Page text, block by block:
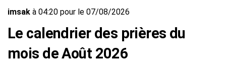
imsak à 04:20 pour le 07/08/2026
Le calendrier des prières du
mois de Août 2026